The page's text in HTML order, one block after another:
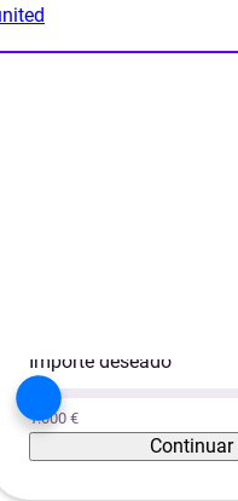
Importe deseado
1.000 €
Continuar